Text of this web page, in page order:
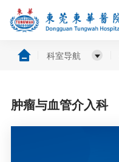
科室导航
肿瘤与血管介入科